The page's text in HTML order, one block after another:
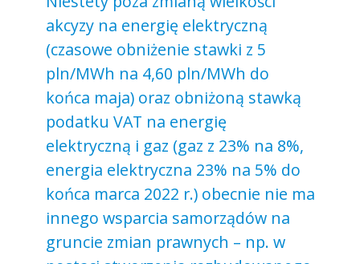
akcyzy na energię elektryczną
(czasowe obniżenie stawki z 5
pln/MWh na 4,60 pln/MWh do
końca maja) oraz obniżoną stawką
podatku VAT na energię
elektryczną i gaz (gaz z 23% na 8%,
energia elektryczna 23% na 5% do
końca marca 2022 r.) obecnie nie ma
innego wsparcia samorządów na
gruncie zmian prawnych – np. w